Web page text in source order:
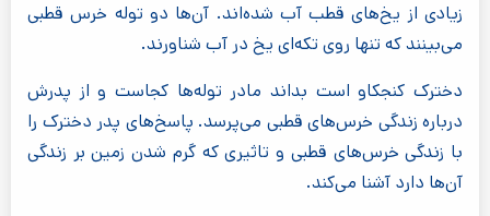
زیادی از یخ‌های قطب آب شده‌اند. آن‌ها دو توله خرس قطبی
می‌بینند که تنها روی تکه‌ای یخ در آب شناورند.
دخترک کنجکاو است بداند مادر توله‌ها کجاست و از پدرش
درباره زندگی خرس‌های قطبی می‌پرسد. پاسخ‌های پدر دخترک را
با زندگی خرس‌های قطبی و تاثیری که گرم شدن زمین بر زندگی
آن‌ها دارد آشنا می‌کند.